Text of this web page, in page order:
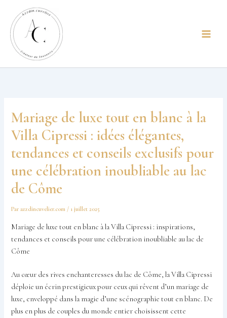
principal
contenu
Mariage de luxe tout en blanc à la
Villa Cipressi : idées élégantes,
tendances et conseils exclusifs pour
une célébration inoubliable au lac
de Côme
Parazzdincuvelier.com / 1 juillet 2025
Mariage de luxe tout en blanc à la Villa Cipressi : inspirations,
tendances et conseils pour une célébration inoubliable au lac de
Côme
Au cœur des rives enchanteresses du lac de Côme, la Villa Cipressi
déploie un écrin prestigieux pour ceux qui rêvent d’un mariage de
luxe, enveloppé dans la magie d’une scénographie tout en blanc. De
plus en plus de couples du monde entier choisissent cette